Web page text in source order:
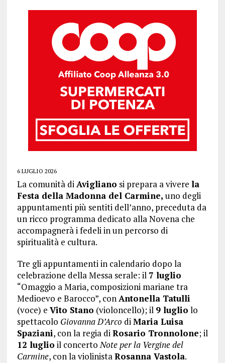
6 LUGLIO 2026
La comunità diAvigliano si prepara a vivere la
Festa della Madonna del Carmine, uno degli
appuntamenti più sentiti dell’anno, preceduta da
un ricco programma dedicato alla Novena che
accompagnerà i fedeli in un percorso di
spiritualità e cultura.
Tre gli appuntamenti in calendario dopo la
celebrazione della Messa serale: il 7 luglio
“Omaggio a Maria, composizioni mariane tra
Medioevo e Barocco”, conAntonella Tatulli
(voce) e Vito Stano (violoncello); il 9 luglio lo
spettacolo Giovanna D’Arco diMaria Luisa
Spaziani, con la regia diRosario Tronnolone; il
12 luglio il concertoNote per la Vergine del
Carmine, con la violinistaRosanna Vastola.